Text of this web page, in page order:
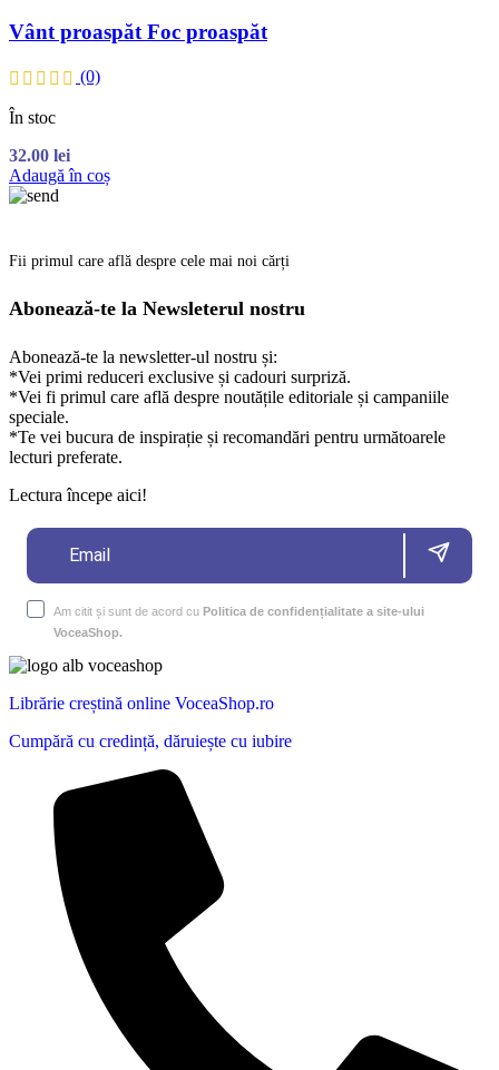
Vânt proaspăt Foc proaspăt
(0)
În stoc
32.00 lei
Adaugă în coș
Fii primul care află despre cele mai noi cărți
Abonează-te la Newsleterul nostru
Abonează-te la newsletter-ul nostru și:
*Vei primi reduceri exclusive și cadouri surpriză.
*Vei fi primul care află despre noutățile editoriale și campaniile
speciale.
*Te vei bucura de inspirație și recomandări pentru următoarele
lecturi preferate.
Lectura începe aici!
Am citit și sunt de acord cu Politica de confidențialitate a site-ului
VoceaShop.
Librărie creștină online VoceaShop.ro
Cumpără cu credință, dăruiește cu iubire